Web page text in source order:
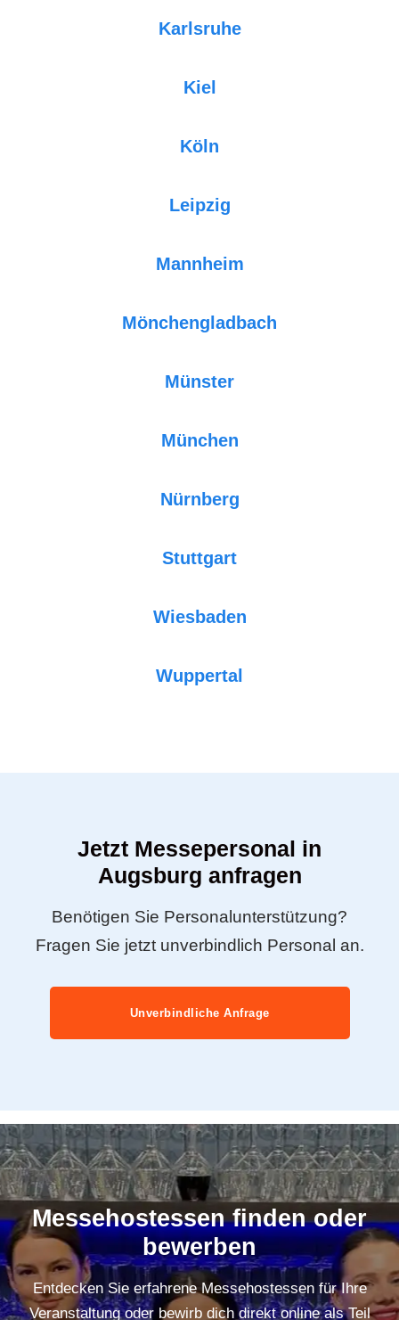
Karlsruhe
Kiel
Köln
Leipzig
Mannheim
Mönchengladbach
Münster
München
Nürnberg
Stuttgart
Wiesbaden
Wuppertal
Jetzt Messepersonal in
Augsburg anfragen
Benötigen Sie Personalunterstützung?
Fragen Sie jetzt unverbindlich Personal an.
Unverbindliche Anfrage
Messehostessen finden oder
bewerben
Entdecken Sie erfahrene Messehostessen für Ihre
Veranstaltung oder bewirb dich direkt online als Teil